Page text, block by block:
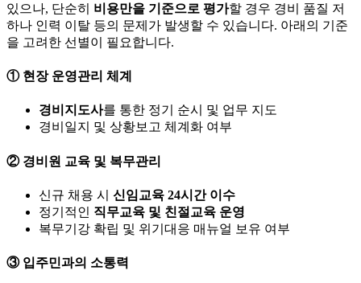
있으나, 단순히 비용만을 기준으로 평가할 경우 경비 품질 저
하나 인력 이탈 등의 문제가 발생할 수 있습니다. 아래의 기준
을 고려한 선별이 필요합니다.
① 현장 운영관리 체계
경비지도사를 통한 정기 순시 및 업무 지도
경비일지 및 상황보고 체계화 여부
② 경비원 교육 및 복무관리
신규 채용 시 신임교육 24시간 이수
정기적인 직무교육 및 친절교육 운영
복무기강 확립 및 위기대응 매뉴얼 보유 여부
③ 입주민과의 소통력